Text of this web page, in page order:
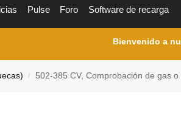
Pulse Foro Software de recarga
Bienvenido a
/ 502-385 CV, Comprobación de gas